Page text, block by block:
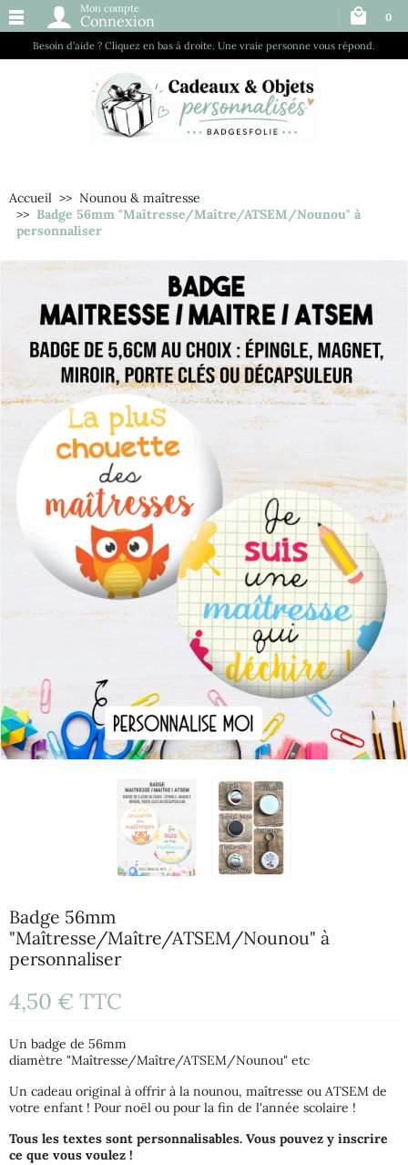
Besoin d’aide ? Cliquez en bas à droite. Une vraie personne vous répond.
Mon compte
Connexion 0
Accueil
Nounou & maîtresse
Badge 56mm "Maîtresse/Maître/ATSEM/Nounou" à
personnaliser
Badge 56mm
"Maîtresse/Maître/ATSEM/Nounou" à
personnaliser
4,50 € TTC
Un badge de 56mm
diamètre "Maîtresse/Maître/ATSEM/Nounou" etc
Un cadeau original à offrir à la nounou, maîtresse ou ATSEM de
votre enfant ! Pour noël ou pour la fin de l'année scolaire !
Tous les textes sont personnalisables. Vous pouvez y inscrire
ce que vous voulez !